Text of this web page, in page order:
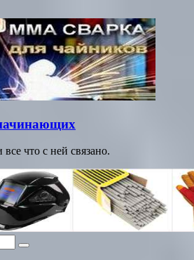
что с ней связано.